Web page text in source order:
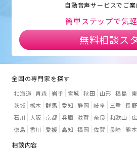
自動音声サービスでご
簡単ステップで気
無料相談ス
全国の専門家を探す
北海道 青森 岩手 宮城 秋田 山形 福島
茨城 栃木 群馬 愛知 静岡 岐阜 三重 長野
石川
大阪 京都 兵庫 滋賀 奈良 和歌山
徳島 香川 愛媛 高知 福岡 佐賀 長崎 熊本
相談内容